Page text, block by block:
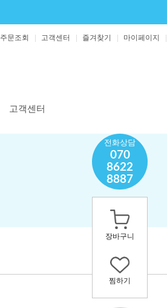
전화상담
070
8622
8887
장바구니
찜하기
주문조회 고객센터 즐겨찾기 마이페이지
고객센터